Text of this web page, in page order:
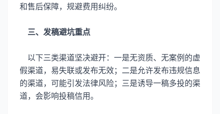
和售后保障，规避费用纠纷。
三、发稿避坑重点
以下三类渠道坚决避开：一是无资质、无案例的虚
假渠道，易失联或发布无效；二是允许发布违规信息
的渠道，可能引发法律风险；三是诱导一稿多投的渠
道，会影响投稿信用。